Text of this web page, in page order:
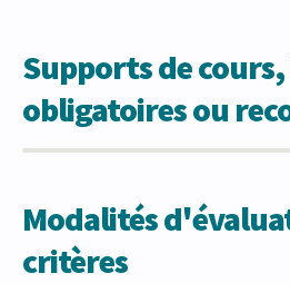
Supports de
obligatoires ou
Modalités
critères